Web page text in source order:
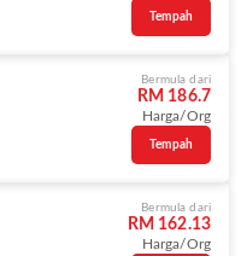
Tempah
Bermula dari
RM 186.7
Harga/Org
Tempah
Bermula dari
RM 162.13
Harga/Org